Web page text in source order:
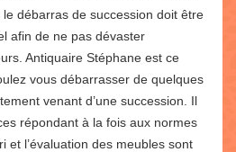
débarras de succession doit être
afin de ne pas dévaster
Antiquaire Stéphane est ce
vous débarrasser de quelques
venant d’une succession. Il
répondant à la fois aux normes
et l’évaluation des meubles sont